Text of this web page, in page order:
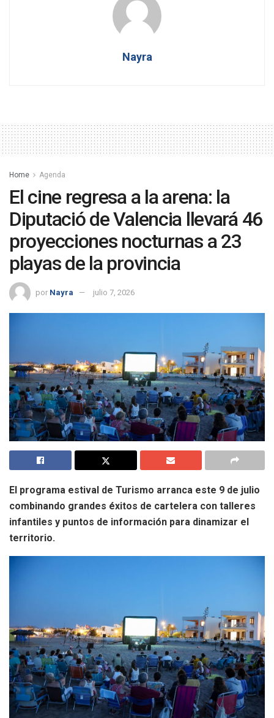
Nayra
Home Agenda
El cine regresa a la arena: la
Diputació de Valencia llevará 46
proyecciones nocturnas a 23
playas de la provincia
por Nayra julio 7, 2026
El programa estival de Turismo arranca este 9 de julio
combinando grandes éxitos de cartelera con talleres
infantiles y puntos de información para dinamizar el
territorio.